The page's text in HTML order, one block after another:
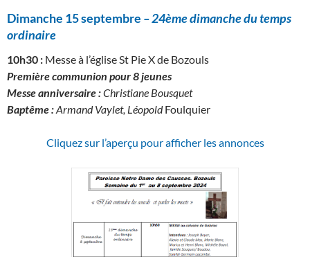
Dimanche 15 septembre – 24ème dimanche du temps
ordinaire
10h30 : Messe à l’église St Pie X de Bozouls
Première communion pour 8 jeunes
Messe anniversaire :Christiane Bousquet
Baptême :Armand Vaylet, LéopoldFoulquier
Cliquez sur l’aperçu pour afficher les annonces